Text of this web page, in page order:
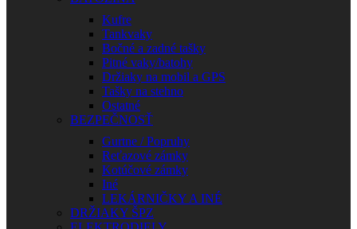
Kufre
Tankvaky
Bočné a zadné tašky
Pitné vaky/batohy
Držiaky na mobil a GPS
Tašky na stehno
Ostatné
BEZPEČNOSŤ
Gurtne / Popruhy
Reťazové zámky
Kotúčové zámky
Iné
LEKÁRNIČKY A INÉ
DRŽIAKY ŠPZ